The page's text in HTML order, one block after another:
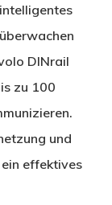
DINrail
zu 100
und
effektives